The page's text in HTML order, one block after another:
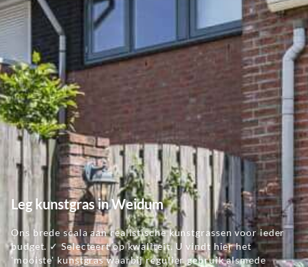
Leg kunstgras in Weidum
Ons brede scala aan realistische kunstgrassen voor ieder
budget. ✓ Selecteert op kwaliteit. U vindt hier het
'mooiste' kunstgras waarbij regulier gebruik alsmede